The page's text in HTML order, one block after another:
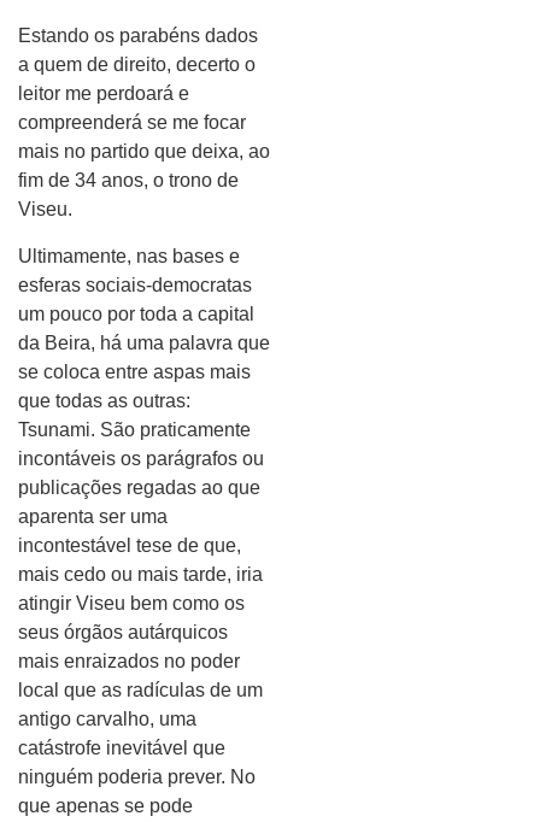
Estando os parabéns dados
a quem de direito, decerto o
leitor me perdoará e
compreenderá se me focar
mais no partido que deixa, ao
fim de 34 anos, o trono de
Viseu.
Ultimamente, nas bases e
esferas sociais-democratas
um pouco por toda a capital
da Beira, há uma palavra que
se coloca entre aspas mais
que todas as outras:
Tsunami. São praticamente
incontáveis os parágrafos ou
publicações regadas ao que
aparenta ser uma
incontestável tese de que,
mais cedo ou mais tarde, iria
atingir Viseu bem como os
seus órgãos autárquicos
mais enraizados no poder
local que as radículas de um
antigo carvalho, uma
catástrofe inevitável que
ninguém poderia prever. No
que apenas se pode